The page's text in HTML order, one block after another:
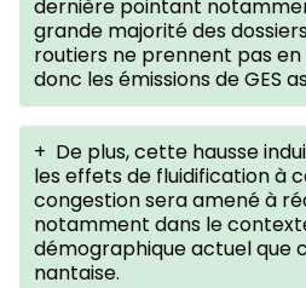
dernière pointant
grande majorité des
routiers ne prennent pas
donc les émissions de GES
+ De plus, cette hausse
les effets de fluidification à
congestion sera amené à
notamment dans le
démographique actuel que
nantaise.